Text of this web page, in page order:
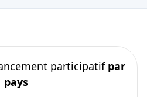
participatif par
pays